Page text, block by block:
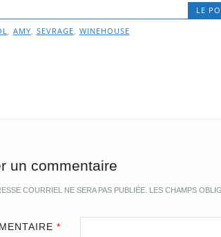
LE
, AMY, SEVRAGE, WINEHOUSE
un commentaire
COURRIEL NE SERA PAS PUBLIÉE. LES CHAMPS
*